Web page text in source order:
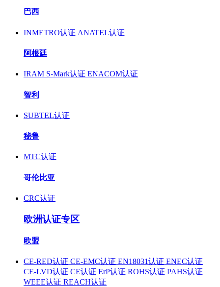
巴西
INMETRO认证 ANATEL认证
阿根廷
IRAM S-Mark认证 ENACOM认证
智利
SUBTEL认证
秘鲁
MTC认证
哥伦比亚
CRC认证
欧洲认证专区
欧盟
CE-RED认证 CE-EMC认证 EN18031认证 ENEC认证
CE-LVD认证 CE认证 ErP认证 ROHS认证 PAHS认证
WEEE认证 REACH认证